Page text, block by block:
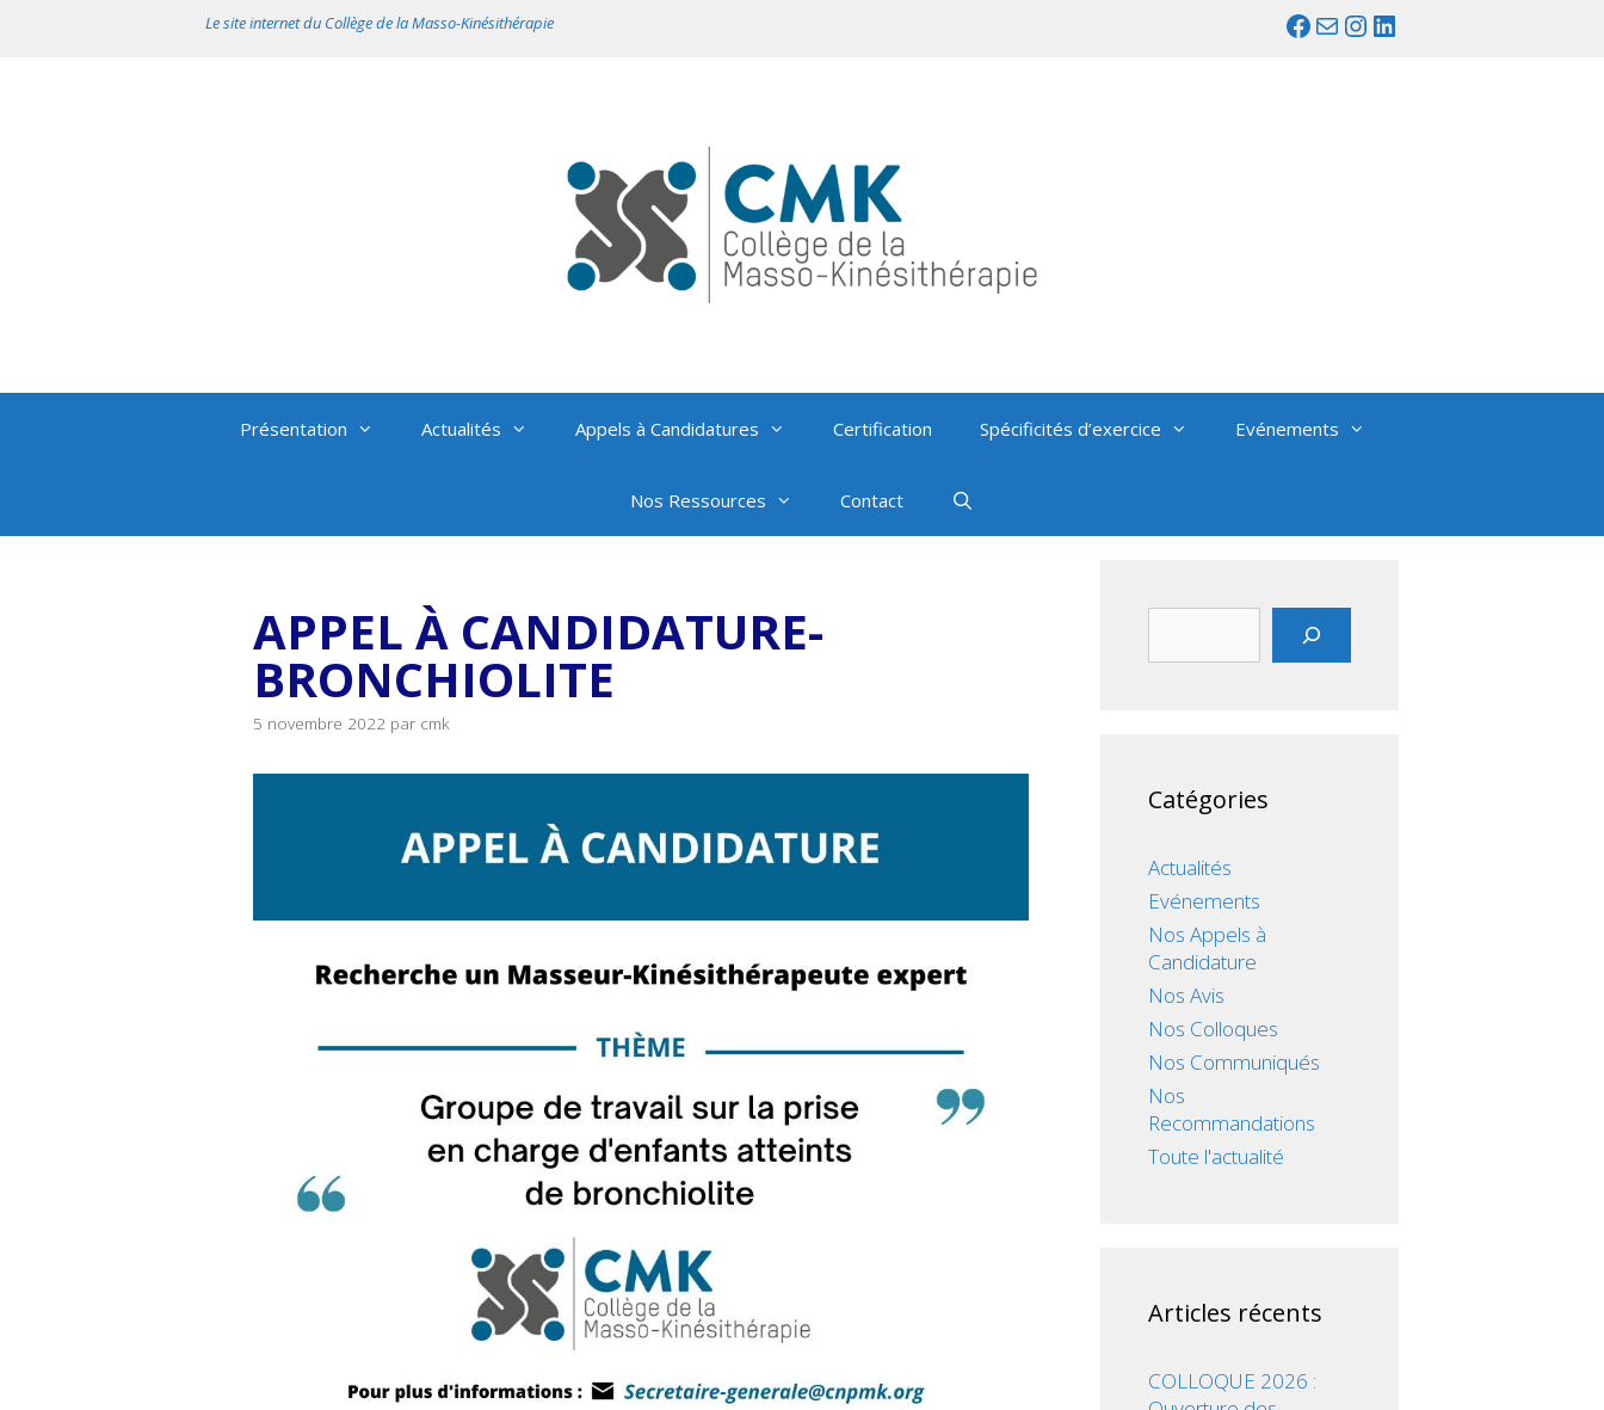
Facebook
MailInstagram
LinkedIn
Le site internet du Collège de la Masso-Kinésithérapie
Présentation Actualités Appels à Candidatures Certification Spécificités d’exercice Evénements
Nos Ressources Contact
APPEL À CANDIDATURE-
BRONCHIOLITE
5 novembre 2022 par cmk
Catégories
Actualités
Evénements
Nos Appels à
Candidature
Nos Avis
Nos Colloques
Nos Communiqués
Nos
Recommandations
Toute l'actualité
Articles récents
COLLOQUE 2026 :